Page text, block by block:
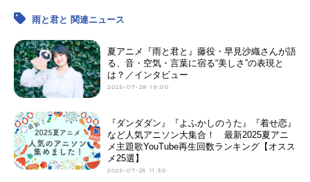
雨と君と 関連ニュース
夏アニメ『雨と君と』藤役・早見沙織さんが語
る、音・空気・言葉に宿る“美しさ”の表現と
は？／インタビュー
2025-07-28 19:00
『ダンダダン』『よふかしのうた』『着せ恋』
など人気アニソン大集合！ 最新2025夏アニ
メ主題歌YouTube再生回数ランキング【オスス
メ25選】
2025-07-25 11:30